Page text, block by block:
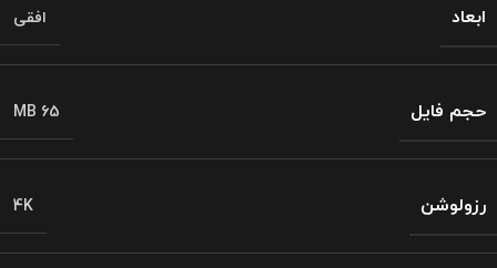
ابعاد افقی
حجم فایل MB 65
رزولوشن 4K